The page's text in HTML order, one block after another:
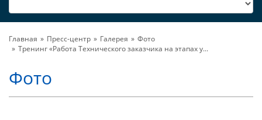
Главная Пресс-центр Галерея
Фото
Тренинг «Работа Технического заказчика на этапах у...
Фото